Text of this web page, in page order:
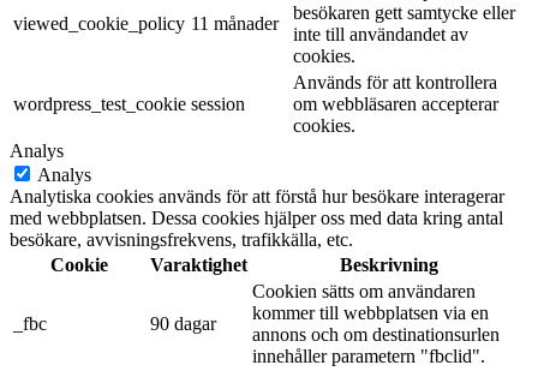
viewed_cookie_policy 11 månader
besökaren gett samtycke eller
inte till användandet av
cookies.
wordpress_test_cookie session
Används för att kontrollera
om webbläsaren accepterar
cookies.
Analys
Analys
Analytiska cookies används för att förstå hur besökare interagerar
med webbplatsen. Dessa cookies hjälper oss med data kring antal
besökare, avvisningsfrekvens, trafikkälla, etc.
Cookie
Varaktighet Beskrivning
_fbc 90 dagar
Cookien sätts om användaren
kommer till webbplatsen via en
annons och om destinationsurlen
innehåller parametern "fbclid".